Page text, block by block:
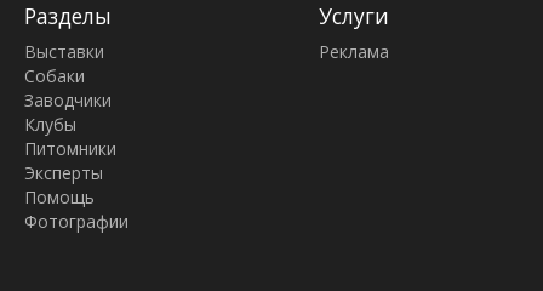
Разделы
Выставки
Собаки
Заводчики
Клубы
Питомники
Эксперты
Помощь
Фотографии
Услуги
Реклама